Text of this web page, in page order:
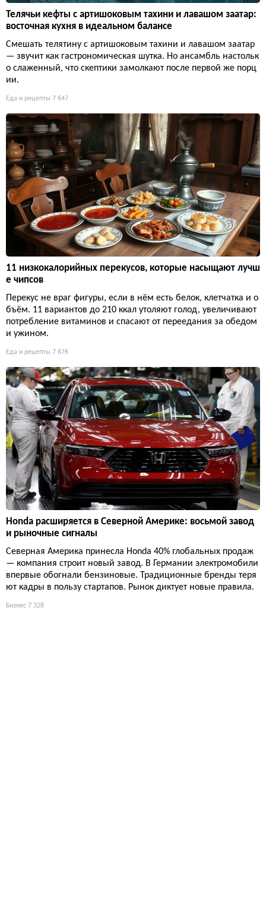
Телячьи кефты с артишоковым тахини и лавашом заатар:
восточная кухня в идеальном балансе
Смешать телятину с артишоковым тахини и лавашом заатар
— звучит как гастрономическая шутка. Но ансамбль настольк
о слаженный, что скептики замолкают после первой же порц
ии.
Еда и рецепты 7 647
11 низкокалорийных перекусов, которые насыщают лучш
е чипсов
Перекус не враг фигуры, если в нём есть белок, клетчатка и о
бъём. 11 вариантов до 210 ккал утоляют голод, увеличивают
потребление витаминов и спасают от переедания за обедом
и ужином.
Еда и рецепты 7 676
Honda расширяется в Северной Америке: восьмой завод
и рыночные сигналы
Северная Америка принесла Honda 40% глобальных продаж
— компания строит новый завод. В Германии электромобили
впервые обогнали бензиновые. Традиционные бренды теря
ют кадры в пользу стартапов. Рынок диктует новые правила.
Бизнес 7 328